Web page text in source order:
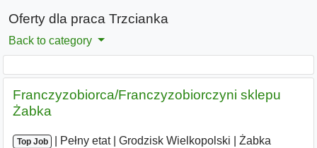
Oferty dla praca Trzcianka
Back to category
Franczyzobiorca/Franczyzobiorczyni sklepu
Żabka
Top Job Pełny etat| Grodzisk Wielkopolski
Żabka